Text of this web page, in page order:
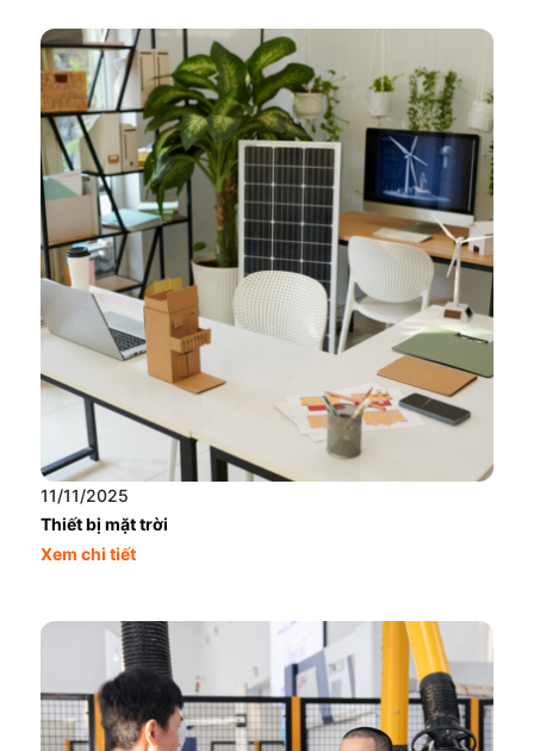
11/11/2025
Thiết bị mặt trời
Xem chi tiết